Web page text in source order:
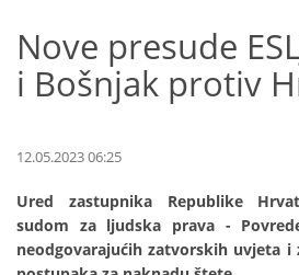
Nove presude
i Bošnjak protiv
12.05.2023 06:25
Ured zastupnika Republike
sudom za ljudska prava -
neodgovarajućih zatvorskih uvjeta i